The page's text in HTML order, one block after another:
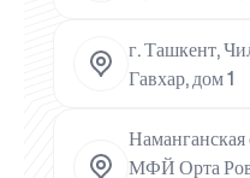
г. Ташкент,
Гавхар, дом 1
Наманганская
МФЙ Орта